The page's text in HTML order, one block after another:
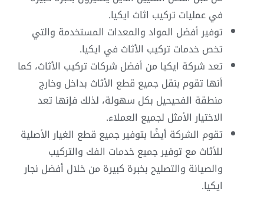
في عمليات تركيب اثاث ايكيا.
توفير أفضل المواد والمعدات المستخدمة والتي
تخص خدمات تركيب الأثاث في ايكيا.
تعد شركة ايكيا من أفضل شركات تركيب الأثاث، كما
أنها تقوم بنقل جميع قطع الأثاث بداخل وخارج
منطقة الفحيحيل بكل سهولة، لذلك فإنها تعد
الاختيار الأمثل لجميع العملاء.
تقوم الشركة أيضًا بتوفير جميع قطع الغيار الأصلية
للأثاث مع توفير جميع خدمات الفك والتركيب
والصيانة والتصليح بخبرة كبيرة من خلال أفضل نجار
ايكيا.